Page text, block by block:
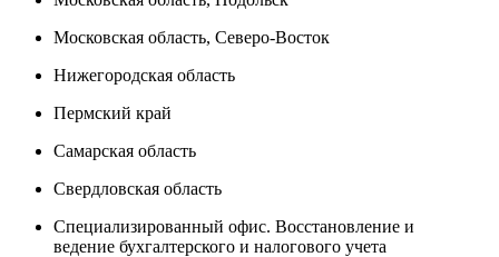
Московская область, Северо-Восток
Нижегородская область
Пермский край
Самарская область
Свердловская область
Специализированный офис. Восстановление и
ведение бухгалтерского и налогового учета